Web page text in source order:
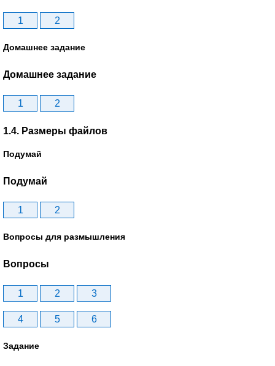
1 2
Домашнее задание
Домашнее задание
1 2
1.4. Размеры файлов
Подумай
Подумай
1 2
Вопросы для размышления
Вопросы
1 2 3
4 5 6
Задание